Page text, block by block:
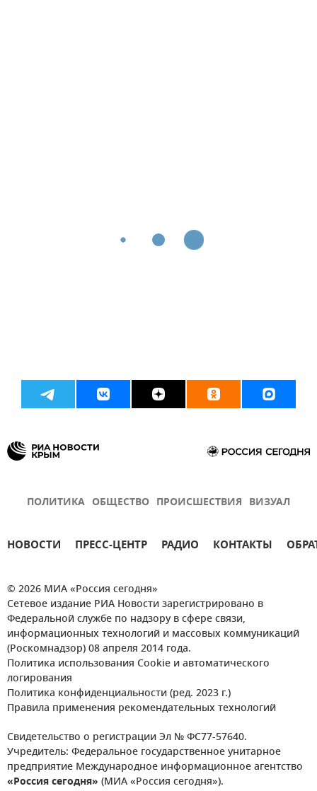
ПОЛИТИКА ОБЩЕСТВО ПРОИСШЕСТВИЯ ВИЗУАЛ
НОВОСТИ ПРЕСС-ЦЕНТР РАДИО КОНТАКТЫ
© 2026 МИА «Россия сегодня»
Сетевое издание РИА Новости зарегистрировано в
Федеральной службе по надзору в сфере связи,
информационных технологий и массовых коммуникаций
(Роскомнадзор) 08 апреля 2014 года.
Политика использования Cookie и автоматического
логирования
Политика конфиденциальности (ред. 2023 г.)
Правила применения рекомендательных технологий
Свидетельство о регистрации Эл № ФС77-57640.
Учредитель: Федеральное государственное унитарное
предприятие Международное информационное агентство
«Россия сегодня» (МИА «Россия сегодня»).